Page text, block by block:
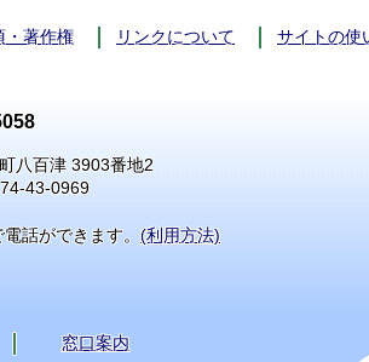
・著作権 リンクについて サイトの使
八百津 3903番地2
43-0969
話ができます。 (利用方法)
窓口案内